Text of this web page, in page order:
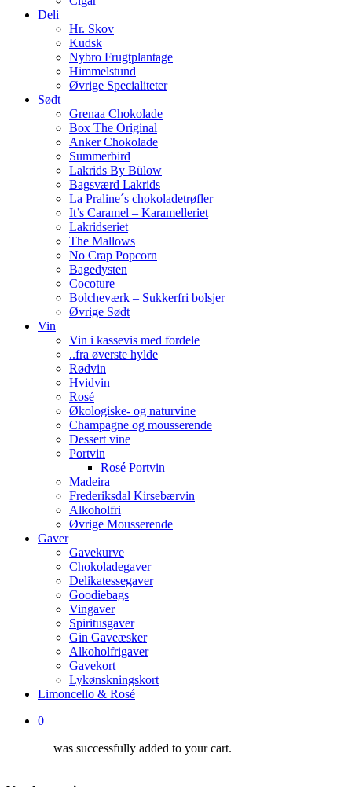
Deli
Hr. Skov
Kudsk
Nybro Frugtplantage
Himmelstund
Øvrige Specialiteter
Sødt
Grenaa Chokolade
Box The Original
Anker Chokolade
Summerbird
Lakrids By Bülow
Bagsværd Lakrids
La Praline´s chokoladetrøfler
It’s Caramel – Karamelleriet
Lakridseriet
The Mallows
No Crap Popcorn
Bagedysten
Cocoture
Bolcheværk – Sukkerfri bolsjer
Øvrige Sødt
Vin
Vin i kassevis med fordele
..fra øverste hylde
Rødvin
Hvidvin
Rosé
Økologiske- og naturvine
Champagne og mousserende
Dessert vine
Portvin
Rosé Portvin
Madeira
Frederiksdal Kirsebærvin
Alkoholfri
Øvrige Mousserende
Gaver
Gavekurve
Chokoladegaver
Delikatessegaver
Goodiebags
Vingaver
Spiritusgaver
Gin Gaveæsker
Alkoholfrigaver
Gavekort
Lykønskningskort
Limoncello & Rosé
0
was successfully added to your cart.